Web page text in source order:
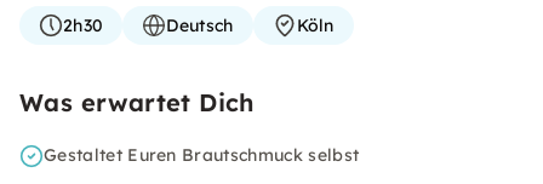
2h30 Deutsch Köln
Was erwartet Dich
Gestaltet Euren Brautschmuck selbst